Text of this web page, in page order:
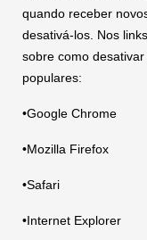
quando receber
desativá-los. Nos
sobre como
populares:
•Google Chrome
•Mozilla Firefox
•Safari
•Internet Explorer